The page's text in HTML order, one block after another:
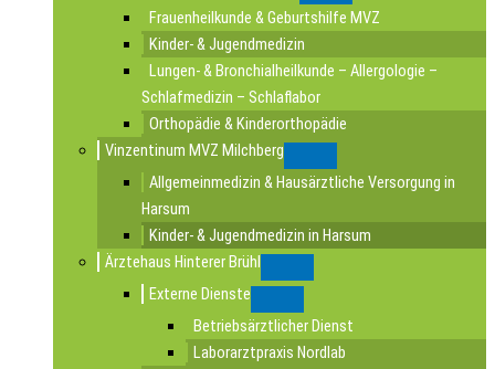
Frauenheilkunde & Geburtshilfe MVZ
Kinder- & Jugendmedizin
Lungen- & Bronchialheilkunde – Allergologie –
Schlafmedizin – Schlaflabor
Orthopädie & Kinderorthopädie
Vinzentinum MVZ Milchberg
Allgemeinmedizin & Hausärztliche Versorgung in
Harsum
Kinder- & Jugendmedizin in Harsum
Ärztehaus Hinterer Brühl
Externe Dienste
Betriebsärztlicher Dienst
Laborarztpraxis Nordlab